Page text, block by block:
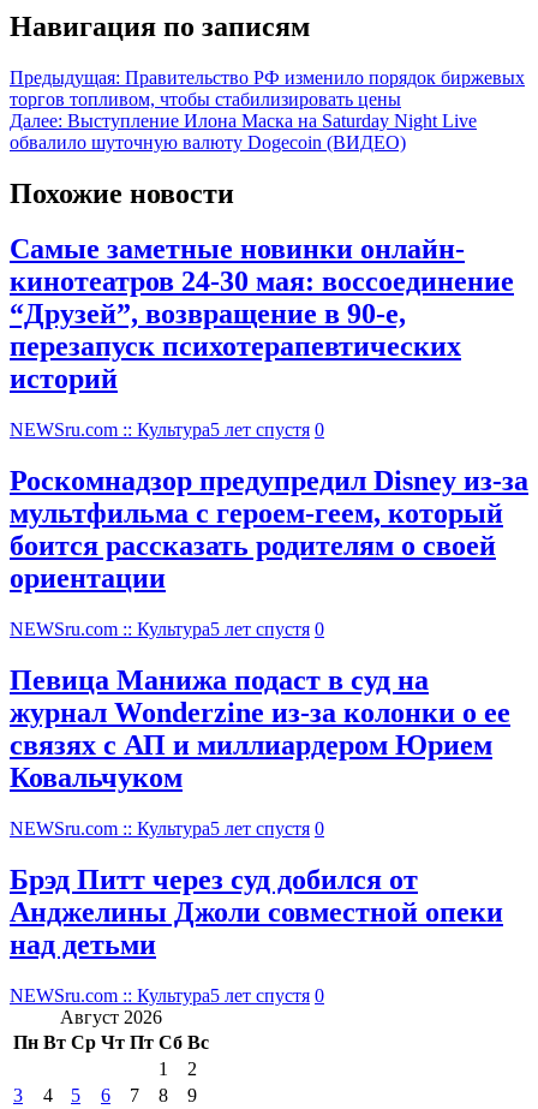
Навигация по записям
Предыдущая: Правительство РФ изменило порядок биржевых
торгов топливом, чтобы стабилизировать цены
Далее: Выступление Илона Маска на Saturday Night Live
обвалило шуточную валюту Dogecoin (ВИДЕО)
Похожие новости
Самые заметные новинки онлайн-
кинотеатров 24-30 мая: воссоединение
“Друзей”, возвращение в 90-е,
перезапуск психотерапевтических
историй
NEWSru.com :: Культура5 лет спустя 0
Роскомнадзор предупредил Disney из-за
мультфильма c героем-геем, который
боится рассказать родителям о своей
ориентации
NEWSru.com :: Культура5 лет спустя 0
Певица Манижа подаст в суд на
журнал Wonderzine из-за колонки о ее
связях с АП и миллиардером Юрием
Ковальчуком
NEWSru.com :: Культура5 лет спустя 0
Брэд Питт через суд добился от
Анджелины Джоли совместной опеки
над детьми
NEWSru.com :: Культура5 лет спустя 0
Август 2026
Пн Вт Ср Чт Пт Сб Вс
1
2
3
4 5 6 7 8
9